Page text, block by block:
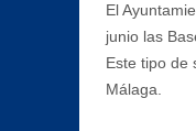
El
junio las
Este tipo de
Málaga.